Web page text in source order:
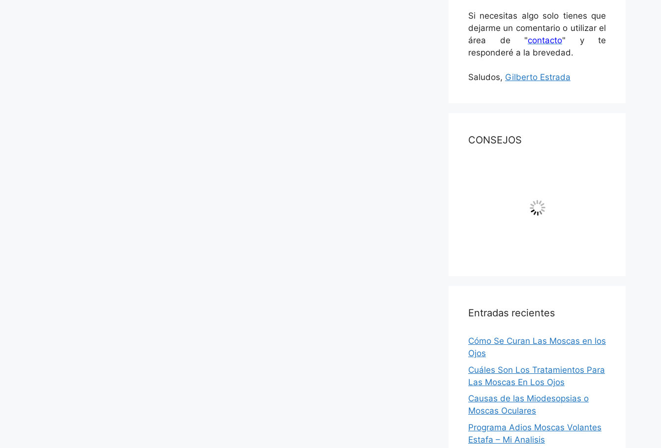
Si necesitas algo solo tienes que
dejarme un comentario o utilizar el
área de "contacto" y te
responderé a la brevedad.
Saludos, Gilberto Estrada
CONSEJOS
Entradas recientes
Cómo Se Curan Las Moscas en los
Ojos
Cuáles Son Los Tratamientos Para
Las Moscas En Los Ojos
Causas de las Miodesopsias o
Moscas Oculares
Programa Adios Moscas Volantes
Estafa – Mi Analisis